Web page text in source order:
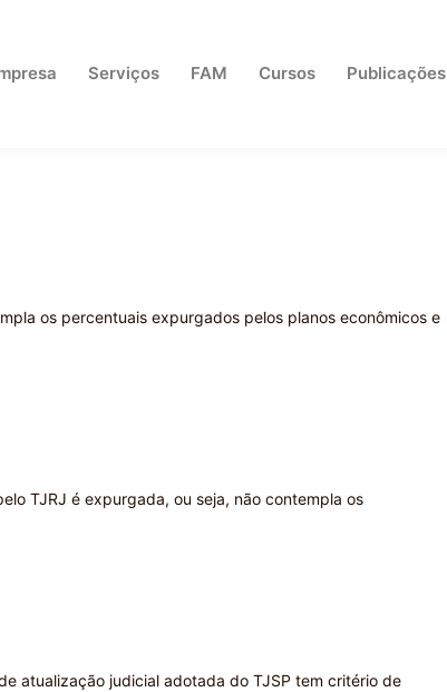
Serviços FAM Cursos Publicações
os percentuais expurgados pelos planos econômicos e
TJRJ é expurgada, ou seja, não contempla os
atualização judicial adotada do TJSP tem critério de